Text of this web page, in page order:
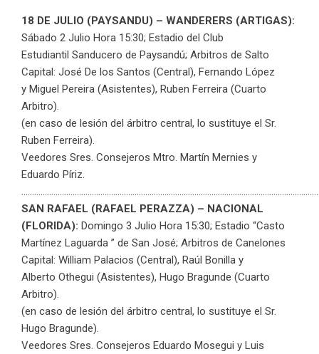
18 DE JULIO (PAYSANDU) – WANDERERS (ARTIGAS):
Sábado 2 Julio Hora 15:30; Estadio del Club
Estudiantil Sanducero de Paysandú; Arbitros de Salto
Capital: José De los Santos (Central), Fernando López
y Miguel Pereira (Asistentes), Ruben Ferreira (Cuarto
Arbitro).
(en caso de lesión del árbitro central, lo sustituye el Sr.
Ruben Ferreira).
Veedores Sres. Consejeros Mtro. Martín Mernies y
Eduardo Píriz.
SAN RAFAEL (RAFAEL PERAZZA) – NACIONAL
(FLORIDA): Domingo 3 Julio Hora 15:30; Estadio “Casto
Martínez Laguarda ” de San José; Arbitros de Canelones
Capital: William Palacios (Central), Raúl Bonilla y
Alberto Othegui (Asistentes), Hugo Bragunde (Cuarto
Arbitro).
(en caso de lesión del árbitro central, lo sustituye el Sr.
Hugo Bragunde).
Veedores Sres. Consejeros Eduardo Mosegui y Luis